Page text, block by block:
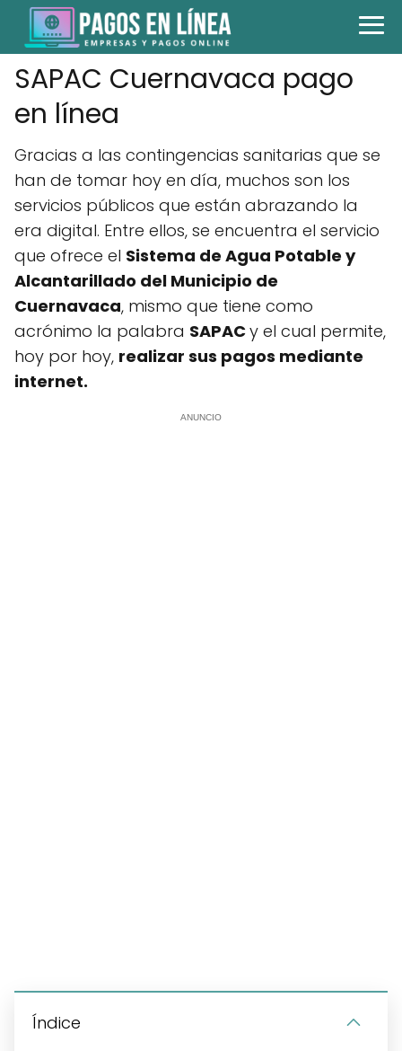
SAPAC Cuernavaca pago
en línea
Gracias a las contingencias sanitarias que se
han de tomar hoy en día, muchos son los
servicios públicos que están abrazando la
era digital. Entre ellos, se encuentra el servicio
que ofrece el Sistema de Agua Potable y
Alcantarillado del Municipio de
Cuernavaca, mismo que tiene como
acrónimo la palabra SAPACy el cual permite,
hoy por hoy, realizar sus pagos mediante
internet.
ANUNCIO
Índice